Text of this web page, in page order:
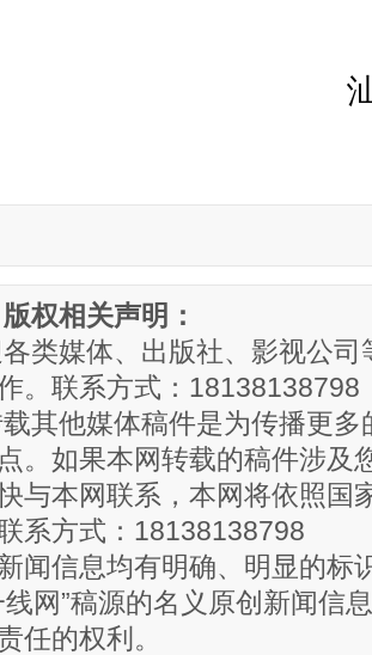
权相关声明：
类媒体、出版社、影视公司
。联系方式：18138138798
其他媒体稿件是为传播更多
。如果本网转载的稿件涉及
与本网联系，本网将依照国
系方式：18138138798
闻信息均有明确、明显的标
线网”稿源的名义原创新闻信
任的权利。